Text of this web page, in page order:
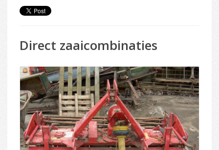
Direct zaaicombinaties